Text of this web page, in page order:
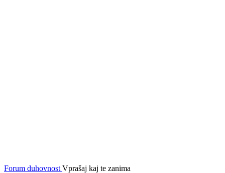
Forum duhovnost Vprašaj kaj te zanima